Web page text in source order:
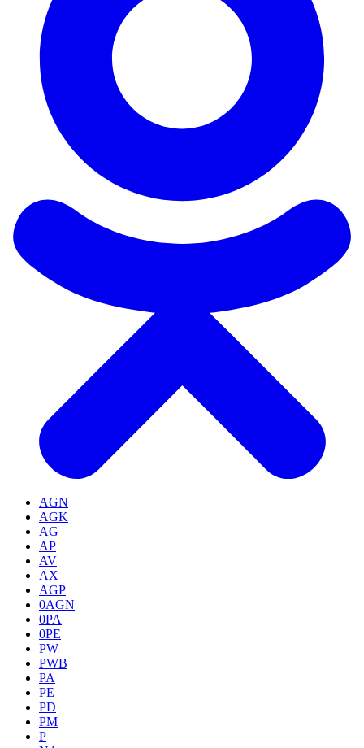
AGN
AGK
AG
AP
AV
AX
AGP
0AGN
0PA
0PE
PW
PWB
PA
PE
PD
PM
P